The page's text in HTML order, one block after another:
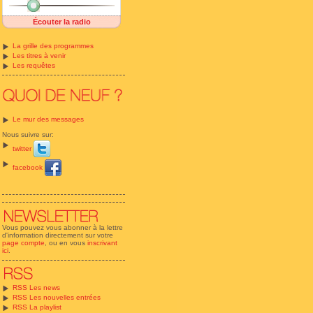
Écouter la radio
La grille des programmes
Les titres à venir
Les requêtes
Le mur des messages
Nous suivre sur:
twitter
facebook
Vous pouvez vous abonner à la lettre
d'information directement sur votre
page compte , ou en vous inscrivant
ici
RSS Les news
RSS Les nouvelles entrées
RSS La playlist